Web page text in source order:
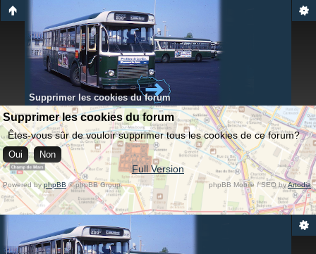
Supprimer les cookies du forum
Supprimer les cookies du forum
Êtes-vous sûr de vouloir supprimer tous les cookies de ce forum?
Full Version
Powered byphpBB © phpBB Group. phpBB Mobile / SEO byArtodia.